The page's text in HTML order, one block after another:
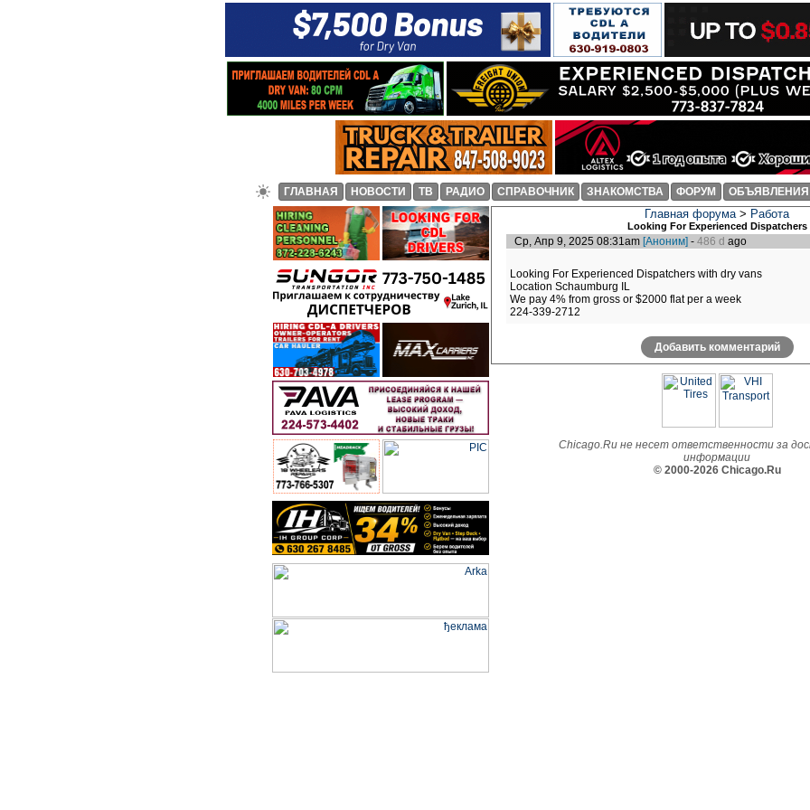
ГЛАВНАЯ НОВОСТИ ТВ РАДИО СПРАВОЧНИК ЗНАКОМСТВА ФОРУМ ОБЪЯВЛЕНИЯ
Главная форума> Работа
Looking For Experienced Dispatchers
Ср, Апр 9, 2025 08:31am [Аноним] -486 d ago
Looking For Experienced Dispatchers with dry vans
Location Schaumburg IL
We pay 4% from gross or $2000 flat per a week
224-339-2712
Добавить комментарий
Chicago.Ru не несет ответственности за
информации
© 2000-2026 Chicago.Ru